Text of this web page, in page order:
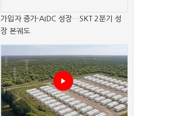
가입자 증가·AIDC 성장…SKT 2분기 성
장 본궤도